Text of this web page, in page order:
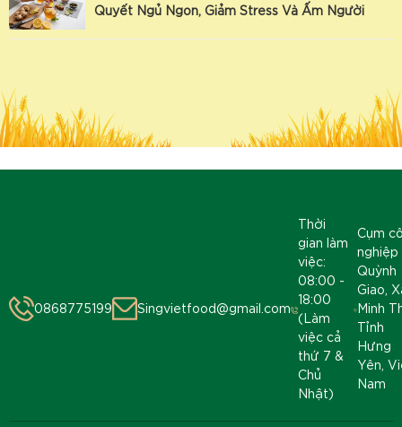
Quyết Ngủ Ngon, Giảm Stress Và Ấm Người
0868775199 Singvietfood@gmail.com
Thời
gian làm
việc:
08:00 -
18:00
(Làm
việc cả
thứ 7 &
Chủ
Nhật)
Cụm
nghiệp
Quỳnh
Giao,
Minh
Tỉnh
Hưng
Yên,
Nam